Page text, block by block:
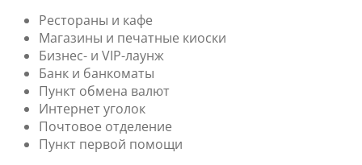
Рестораны и кафе
Магазины и печатные киоски
Бизнес- и VIP-лаунж
Банк и банкоматы
Пункт обмена валют
Интернет уголок
Почтовое отделение
Пункт первой помощи